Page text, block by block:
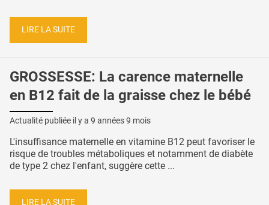
LIRE LA SUITE
GROSSESSE: La carence maternelle
en B12 fait de la graisse chez le bébé
Actualité publiée il y a 9 années 9 mois
L'insuffisance maternelle en vitamine B12 peut favoriser le
risque de troubles métaboliques et notamment de diabète
de type 2 chez l'enfant, suggère cette ...
LIRE LA SUITE